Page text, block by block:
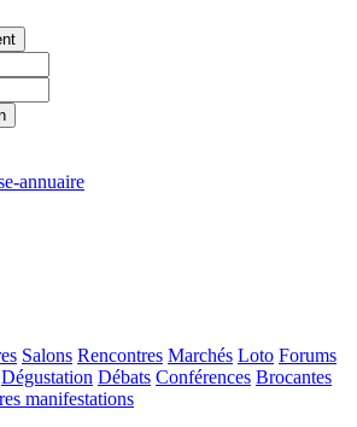
Salons Rencontres Marchés Loto Forums
Dégustation Débats Conférences Brocantes
manifestations